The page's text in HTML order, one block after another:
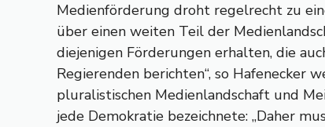
Medienförderung droht regelrecht zu
über einen weiten Teil der
diejenigen Förderungen erhalten, die
Regierenden berichten“, so Hafenecker
pluralistischen Medienlandschaft und
jede Demokratie bezeichnete: „Daher